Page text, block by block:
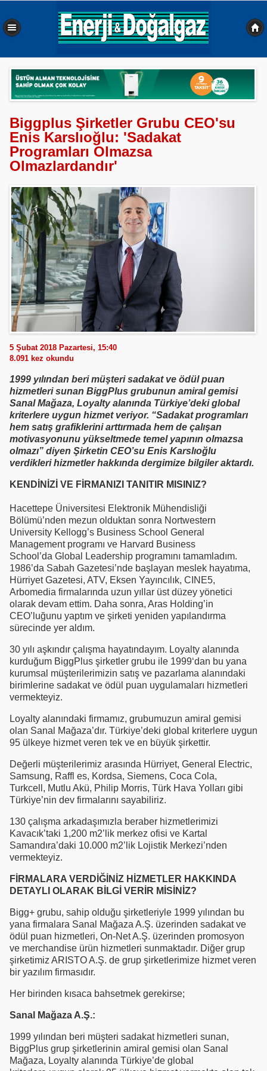
Biggplus Şirketler Grubu CEO'su
Enis Karslıoğlu: 'Sadakat
Programları Olmazsa
Olmazlardandır'
5 Şubat 2018 Pazartesi, 15:40
8.091 kez okundu
1999 yılından beri müşteri sadakat ve ödül puan
hizmetleri sunan BiggPlus grubunun amiral gemisi
Sanal Mağaza, Loyalty alanında Türkiye’deki global
kriterlere uygun hizmet veriyor. “Sadakat programları
hem satış grafiklerini arttırmada hem de çalışan
motivasyonunu yükseltmede temel yapının olmazsa
olmazı” diyen Şirketin CEO’su Enis Karslıoğlu
verdikleri hizmetler hakkında dergimize bilgiler aktardı.
KENDİNİZİ VE FİRMANIZI TANITIR MISINIZ?
Hacettepe Üniversitesi Elektronik Mühendisliği
Bölümü’nden mezun olduktan sonra Nortwestern
University Kellogg’s Business School General
Management programı ve Harvard Business
School’da Global Leadership programını tamamladım.
1986’da Sabah Gazetesi’nde başlayan meslek hayatıma,
Hürriyet Gazetesi, ATV, Eksen Yayıncılık, CINE5,
Arbomedia firmalarında uzun yıllar üst düzey yönetici
olarak devam ettim. Daha sonra, Aras Holding’in
CEO’luğunu yaptım ve şirketi yeniden yapılandırma
sürecinde yer aldım.
30 yılı aşkındır çalışma hayatındayım. Loyalty alanında
kurduğum BiggPlus şirketler grubu ile 1999‘dan bu yana
kurumsal müşterilerimizin satış ve pazarlama alanındaki
birimlerine sadakat ve ödül puan uygulamaları hizmetleri
vermekteyiz.
Loyalty alanındaki firmamız, grubumuzun amiral gemisi
olan Sanal Mağaza’dır. Türkiye’deki global kriterlere uygun
95 ülkeye hizmet veren tek ve en büyük şirkettir.
Değerli müşterilerimiz arasında Hürriyet, General Electric,
Samsung, Raffl es, Kordsa, Siemens, Coca Cola,
Turkcell, Mutlu Akü, Philip Morris, Türk Hava Yolları gibi
Türkiye’nin dev firmalarını sayabiliriz.
130 çalışma arkadaşımızla beraber hizmetlerimizi
Kavacık’taki 1,200 m2’lik merkez ofisi ve Kartal
Samandıra’daki 10.000 m2’lik Lojistik Merkezi’nden
vermekteyiz.
FİRMALARA VERDİĞİNİZ HİZMETLER HAKKINDA
DETAYLI OLARAK BİLGİ VERİR MİSİNİZ?
Bigg+ grubu, sahip olduğu şirketleriyle 1999 yılından bu
yana firmalara Sanal Mağaza A.Ş. üzerinden sadakat ve
ödül puan hizmetleri, On-Net A.Ş. üzerinden promosyon
ve merchandise ürün hizmetleri sunmaktadır. Diğer grup
şirketimiz ARISTO A.Ş. de grup şirketlerimize hizmet veren
bir yazılım firmasıdır.
Her birinden kısaca bahsetmek gerekirse;
Sanal Mağaza A.Ş.:
1999 yılından beri müşteri sadakat hizmetleri sunan,
BiggPlus grup şirketlerinin amiral gemisi olan Sanal
Mağaza, Loyalty alanında Türkiye’de global
0,483 sn